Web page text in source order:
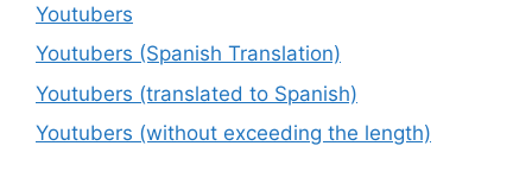
Youtubers
Youtubers (Spanish Translation)
Youtubers (translated to Spanish)
Youtubers (without exceeding the length)